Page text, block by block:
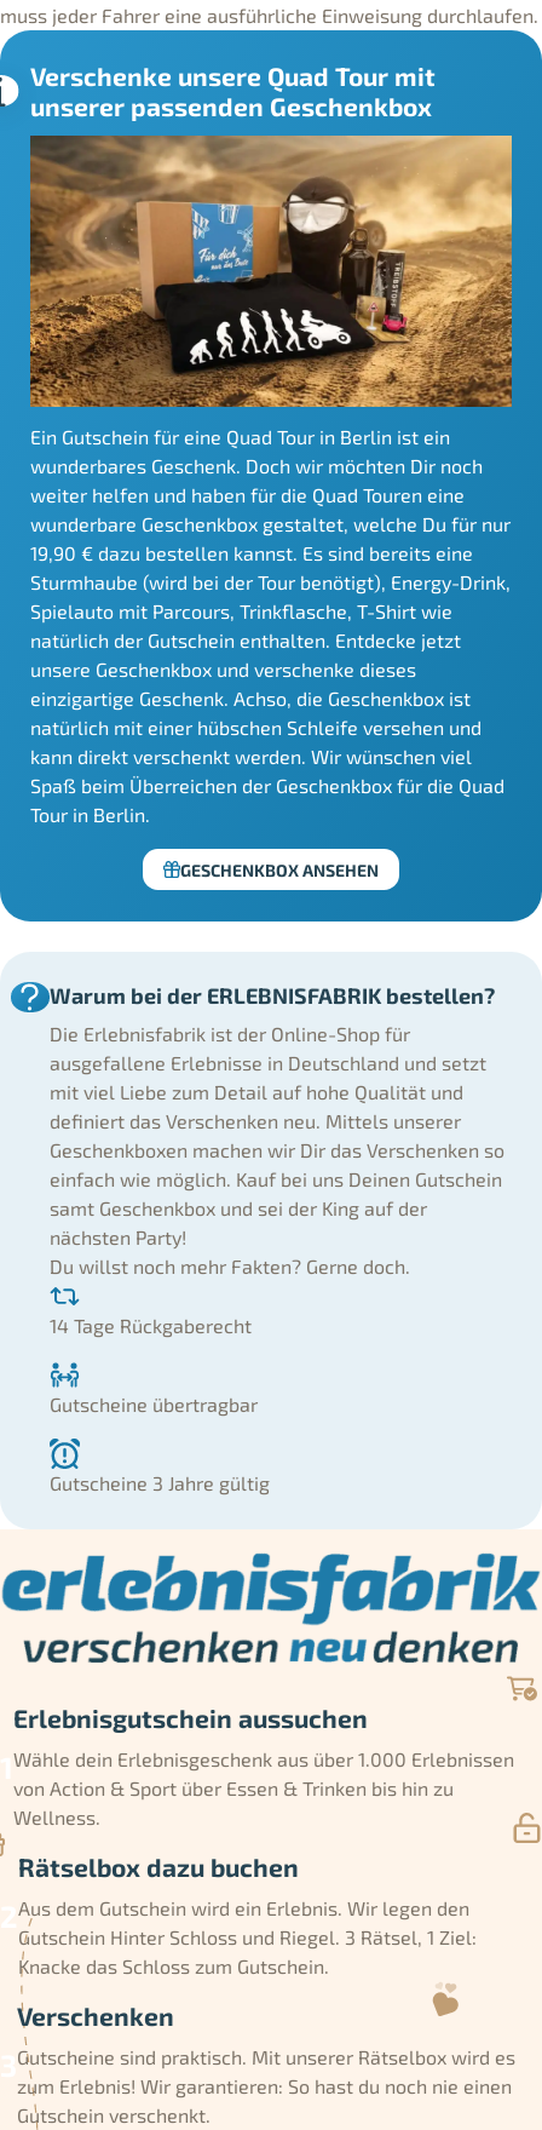
muss jeder Fahrer eine ausführliche Einweisung durchlaufen.
Verschenke unsere Quad Tour mit
unserer passenden Geschenkbox
Ein Gutschein für eine Quad Tour in Berlin ist ein
wunderbares Geschenk. Doch wir möchten Dir noch
weiter helfen und haben für die Quad Touren eine
wunderbare Geschenkbox gestaltet, welche Du für nur
19,90 € dazu bestellen kannst. Es sind bereits eine
Sturmhaube (wird bei der Tour benötigt), Energy-Drink,
Spielauto mit Parcours, Trinkflasche, T-Shirt wie
natürlich der Gutschein enthalten. Entdecke jetzt
unsere Geschenkbox und verschenke dieses
einzigartige Geschenk. Achso, die Geschenkbox ist
natürlich mit einer hübschen Schleife versehen und
kann direkt verschenkt werden. Wir wünschen viel
Spaß beim Überreichen der Geschenkbox für die Quad
Tour in Berlin.
GESCHENKBOX ANSEHEN
Warum bei der ERLEBNISFABRIK bestellen?
Die Erlebnisfabrik ist der Online-Shop für
ausgefallene Erlebnisse in Deutschland und setzt
mit viel Liebe zum Detail auf hohe Qualität und
definiert das Verschenken neu. Mittels unserer
Geschenkboxen machen wir Dir das Verschenken so
einfach wie möglich. Kauf bei uns Deinen Gutschein
samt Geschenkbox und sei der King auf der
nächsten Party!
Du willst noch mehr Fakten? Gerne doch.
14 Tage Rückgaberecht
Gutscheine übertragbar
Gutscheine 3 Jahre gültig
Erlebnisgutschein aussuchen
Wähle dein Erlebnisgeschenk aus über 1.000 Erlebnissen
von Action & Sport über Essen & Trinken bis hin zu
Wellness.
Rätselbox dazu buchen
Aus dem Gutschein wird ein Erlebnis. Wir legen den
Gutschein Hinter Schloss und Riegel. 3 Rätsel, 1 Ziel:
Knacke das Schloss zum Gutschein.
Verschenken
Gutscheine sind praktisch. Mit unserer Rätselbox wird es
zum Erlebnis! Wir garantieren: So hast du noch nie einen
Gutschein verschenkt.